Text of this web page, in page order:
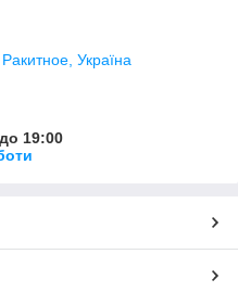
Україна
19:00